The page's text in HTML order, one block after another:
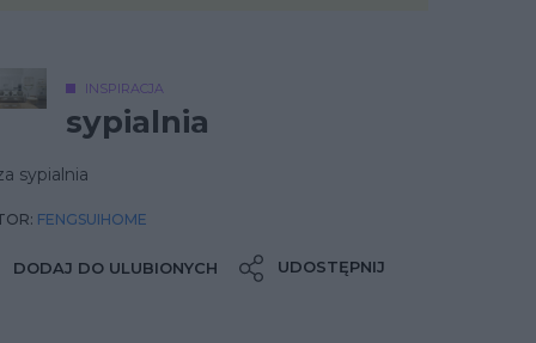
INSPIRACJA
sypialnia
sypialnia
FENGSUIHOME
DODAJ DO ULUBIONYCH UDOSTĘPNIJ